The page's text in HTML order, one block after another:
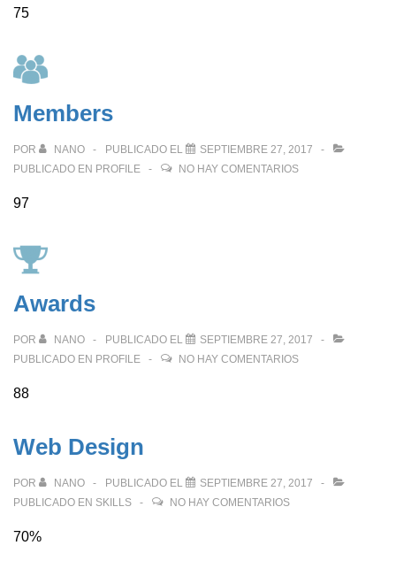
75
Members
POR NANO PUBLICADO EL
SEPTIEMBRE 27, 2017
PUBLICADO EN PROFILE NO HAY COMENTARIOS
97
Awards
POR NANO PUBLICADO EL
SEPTIEMBRE 27, 2017
PUBLICADO EN PROFILE NO HAY COMENTARIOS
88
Web Design
POR NANO PUBLICADO EL
SEPTIEMBRE 27, 2017
PUBLICADO EN SKILLS NO HAY COMENTARIOS
70%